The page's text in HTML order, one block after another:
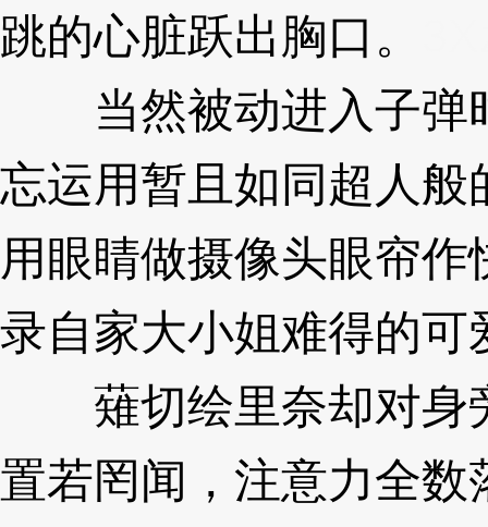
跳的心脏跃出胸口。
当然被动进入子弹
忘运用暂且如同超人
用眼睛做摄像头眼帘
录自家大小姐难得的可
薙切绘里奈却对身
置若罔闻，注意力全